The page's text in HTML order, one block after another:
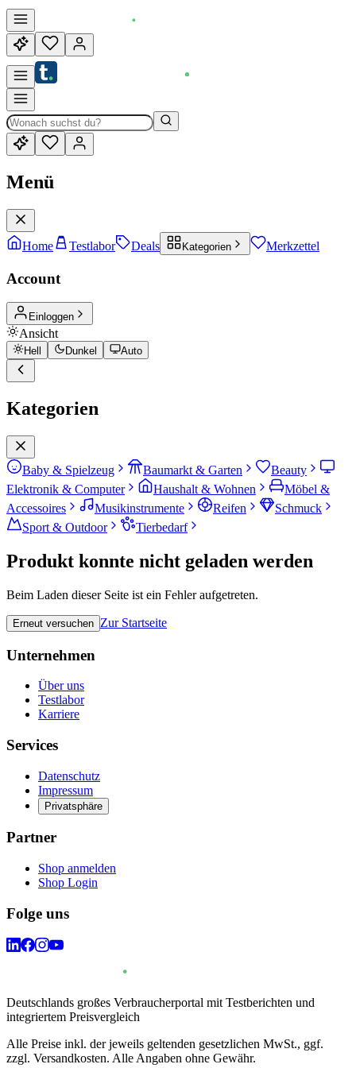
Menü
Home Testlabor Deals Kategorien Merkzettel
Account
Einloggen
Ansicht
Hell Dunkel Auto
Kategorien
Baby & Spielzeug Baumarkt & Garten
Beauty
Elektronik & Computer
Haushalt & Wohnen
Möbel &
Accessoires
Musikinstrumente Reifen
Schmuck
Sport & Outdoor
Tierbedarf
Produkt konnte nicht geladen werden
Beim Laden dieser Seite ist ein Fehler aufgetreten.
Erneut versuchen Zur Startseite
Unternehmen
Über uns
Testlabor
Karriere
Services
Datenschutz
Impressum
Privatsphäre
Partner
Shop anmelden
Shop Login
Folge uns
Deutschlands großes Verbraucherportal mit Testberichten und
integriertem Preisvergleich
Alle Preise inkl. der jeweils geltenden gesetzlichen MwSt., ggf.
zzgl. Versandkosten. Alle Angaben ohne Gewähr.